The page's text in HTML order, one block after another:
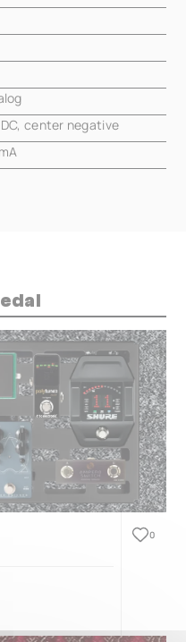
center negative
0